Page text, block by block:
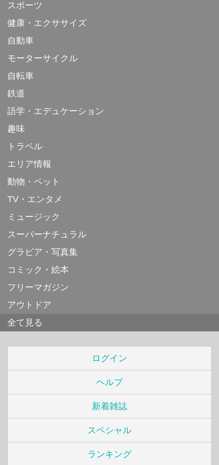
スポーツ
健康・エクササイズ
自動車
モーターサイクル
自転車
鉄道
語学・エデュケーション
趣味
トラベル
エリア情報
動物・ペット
TV・エンタメ
ミュージック
スーパーナチュラル
グラビア・写真集
コミック・絵本
フリーマガジン
アウトドア
全て見る
ログイン
ヘルプ
新着雑誌
スペシャル
ランキング